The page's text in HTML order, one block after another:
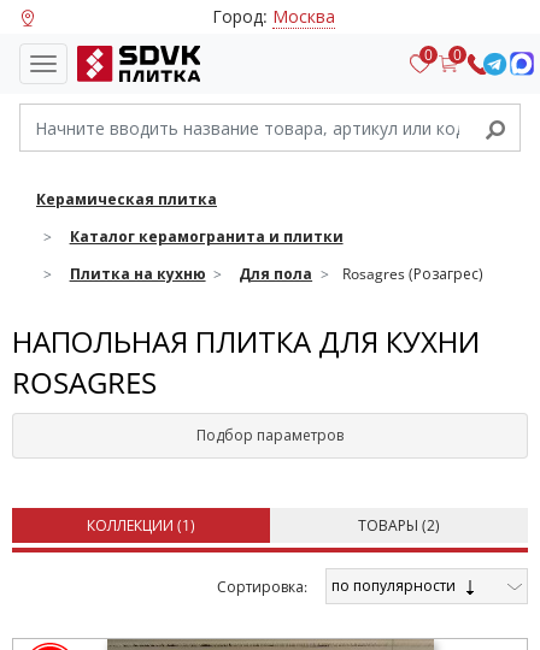
Город: Москва
0 0
Керамическая плитка
Каталог керамогранита и плитки
Плитка на кухню
Для пола Rosagres (Розагрес)
НАПОЛЬНАЯ ПЛИТКА ДЛЯ КУХНИ
ROSAGRES
Подбор параметров
КОЛЛЕКЦИИ (1) ТОВАРЫ (2)
Cортировка: по популярности